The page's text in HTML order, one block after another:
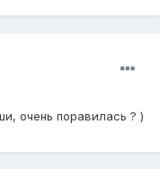
очень поравилась ? )